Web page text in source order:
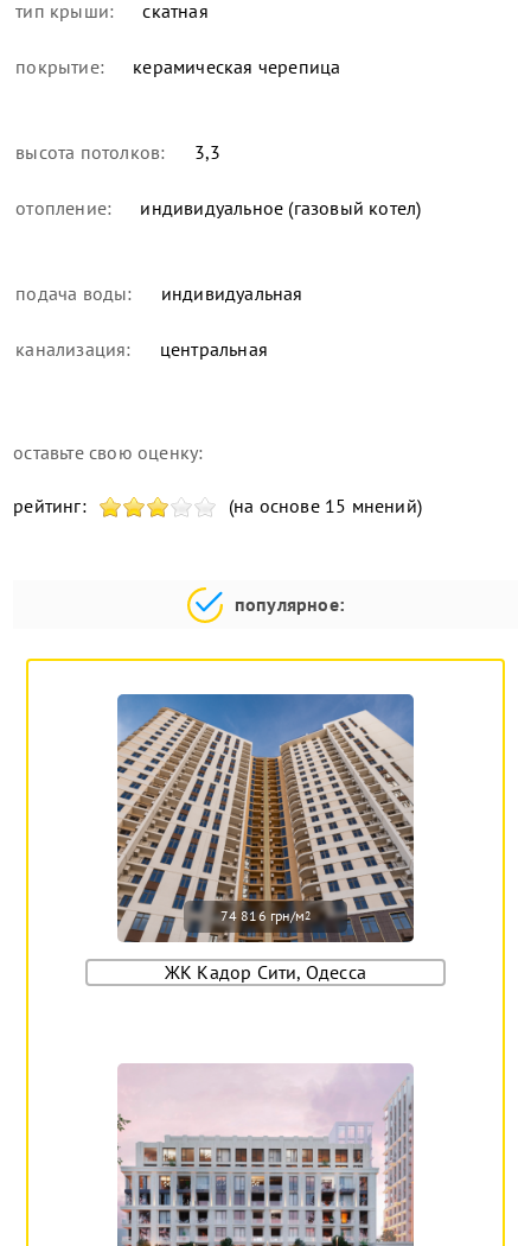
тип крыши: скатная
покрытие: керамическая черепица
высота потолков: 3,3
отопление: индивидуальное (газовый котел)
подача воды: индивидуальная
канализация: центральная
оставьте свою оценку:
рейтинг: (на основе 15 мнений)
популярное:
74 816 грн/м2
ЖК Кадор Сити, Одесса